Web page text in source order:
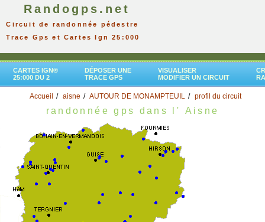
Randogps.net
Circuit de randonnée pédestre
Trace Gps et Cartes Ign 25:000
CARTES IGN®
25:000 DU 2
DÉPOSER UNE
TRACE GPS
VISUALISER
MODIFIER UN CIRCUIT
Accueil aisne AUTOUR DE MONAMPTEUIL profil du circuit
randonnée gps dans l' Aisne